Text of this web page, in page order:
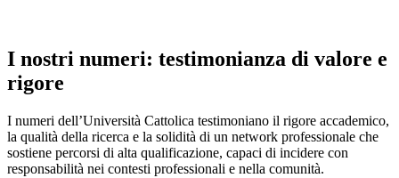
I nostri numeri: testimonianza di valore e
rigore
I numeri dell’Università Cattolica testimoniano il rigore accademico,
la qualità della ricerca e la solidità di un network professionale che
sostiene percorsi di alta qualificazione, capaci di incidere con
responsabilità nei contesti professionali e nella comunità.